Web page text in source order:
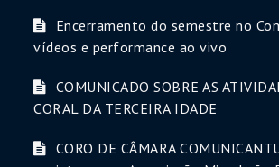
Encerramento do semestre no
vídeos e performance ao vivo
COMUNICADO SOBRE AS
CORAL DA TERCEIRA IDADE
CORO DE CÂMARA